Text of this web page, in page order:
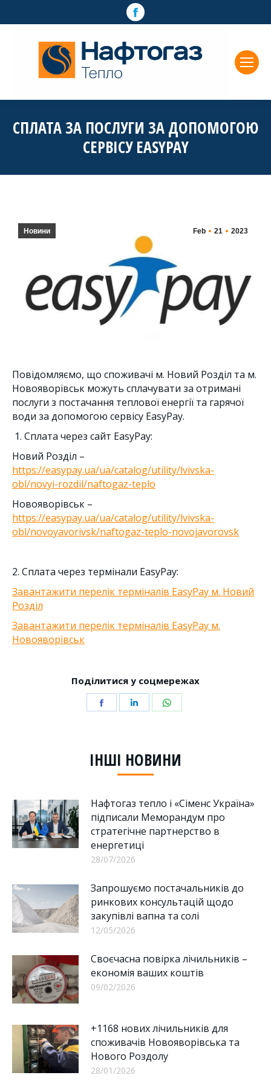
Facebook
opens
window
СПЛАТА ЗА ПОСЛУГИ ЗА ДОПОМОГОЮ
СЕРВІСУ EASYPAY
Feb 21 2023
Новини
Повідомляємо, що споживачі м. Новий Розділ та м.
Новояворівськ можуть сплачувати за отримані
послуги з постачання теплової енергії та гарячої
води за допомогою сервісу EasyPay.
Сплата через сайт EasyPay:
Новий Розділ –
https://easypay.ua/ua/catalog/utility/lvivska-
obl/novyi-rozdil/naftogaz-teplo
Новояворівськ –
https://easypay.ua/ua/catalog/utility/lvivska-
obl/novoyavorivsk/naftogaz-teplo-novojavorovsk
2. Сплата через термінали EasyPay:
Завантажити перелік терміналів EasyPay м. Новий
Розділ
Завантажити перелік терміналів EasyPay м.
Новояворівськ
Поділитися у соцмережах
Share
Share
ІНШІ НОВИНИ
Нафтогаз тепло і «Сіменс Україна»
підписали Меморандум про
стратегічне партнерство в
енергетиці
28/07/2026
Запрошуємо постачальників до
ринкових консультацій щодо
закупівлі вапна та солі
12/05/2026
Своєчасна повірка лічильників –
економія ваших коштів
09/02/2026
+1168 нових лічильників для
споживачів Новояворівська та
Нового Роздолу
28/01/2026